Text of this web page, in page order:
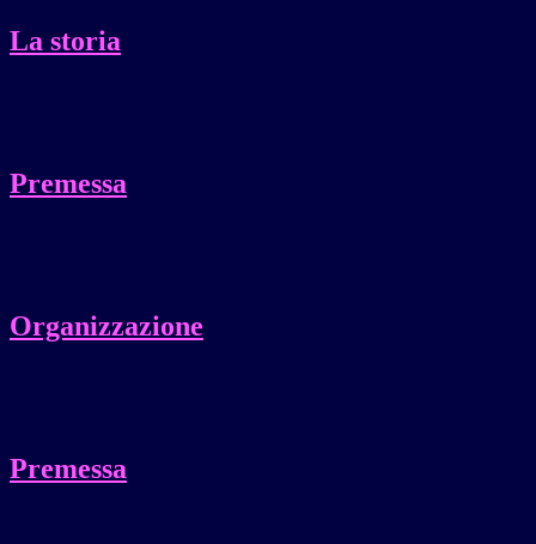
La storia
Premessa
Organizzazione
Premessa